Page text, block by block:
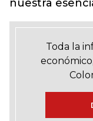
nuestra
Toda la